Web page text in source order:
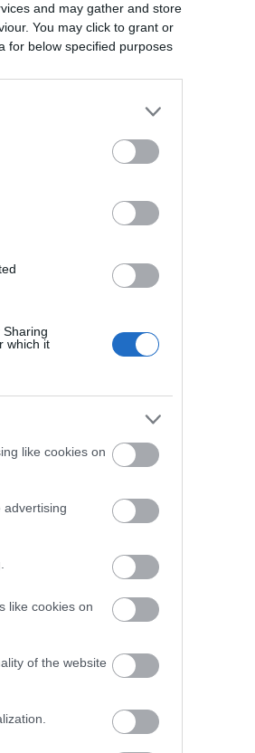
and may gather and store
You may click to grant or
for below specified purposes
which it
like cookies on
advertising
like cookies on
of the website
-
miért
-
Van képed? Küldd el a
címre.
egyben elfogadod,
-Bringás tippek
Kerékpárok a
-Teherhordó/ cargo
-Cyclechic.hu on tour:
Félelem a
-Félelem a
kerékpározástól való
-Félelem a
- Félelem a
-Félelem a
kerékpározás
-TOP20+1 biciklis
A kerékpározás
eszközökkel
Lehet-e Budapestből